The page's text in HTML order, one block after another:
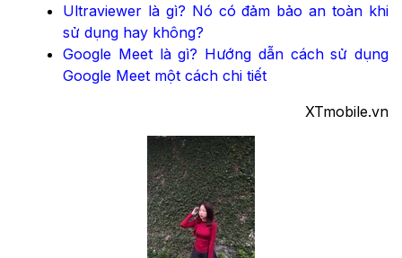
Ultraviewer là gì? Nó có đảm bảo an toàn khi
sử dụng hay không?
Google Meet là gì? Hướng dẫn cách sử dụng
Google Meet một cách chi tiết
XTmobile.vn